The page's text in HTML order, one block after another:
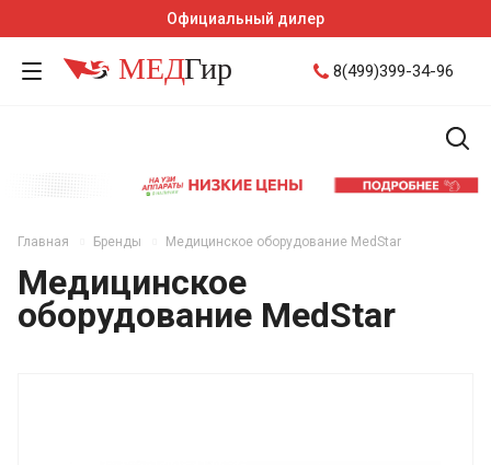
Официальный дилер
8(499)399-34-96
Главная Бренды Медицинское оборудование MedStar
Медицинское
оборудование MedStar